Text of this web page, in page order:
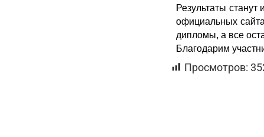
Результаты
официальных
дипломы, а все
Благодарим
Просмотров: